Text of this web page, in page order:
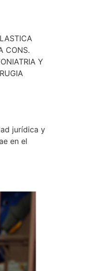
CONS.
Y
jurídica y
en el